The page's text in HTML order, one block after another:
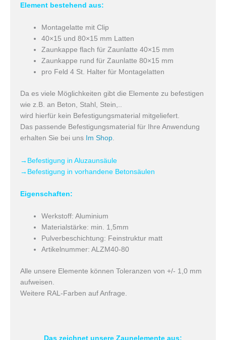
Element bestehend aus:
Montagelatte mit Clip
40×15 und 80×15 mm Latten
Zaunkappe flach für Zaunlatte 40×15 mm
Zaunkappe rund für Zaunlatte 80×15 mm
pro Feld 4 St. Halter für Montagelatten
Da es viele Möglichkeiten gibt die Elemente zu befestigen
wie z.B. an Beton, Stahl, Stein,..
wird hierfür kein Befestigungsmaterial mitgeliefert.
Das passende Befestigungsmaterial für Ihre Anwendung
erhalten Sie bei uns Im Shop.
→ Befestigung in Aluzaunsäule
→ Befestigung in vorhandene Betonsäulen
Eigenschaften:
Werkstoff: Aluminium
Materialstärke: min. 1,5mm
Pulverbeschichtung: Feinstruktur matt
Artikelnummer: ALZM40-80
Alle unsere Elemente können Toleranzen von +/- 1,0 mm
aufweisen.
Weitere RAL-Farben auf Anfrage.
Das zeichnet unsere Zaunelemente aus: